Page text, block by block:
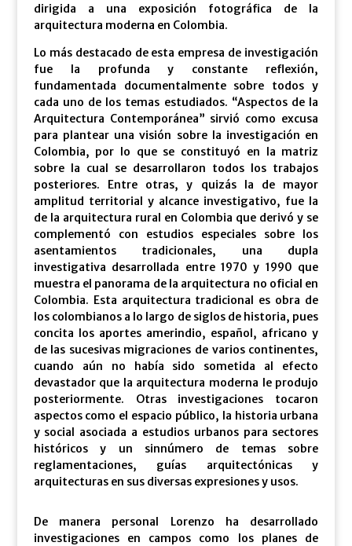
dirigida a una exposición fotográfica de la
arquitectura moderna en Colombia.
Lo más destacado de esta empresa de investigación
fue la profunda y constante reflexión,
fundamentada documentalmente sobre todos y
cada uno de los temas estudiados. “Aspectos de la
Arquitectura Contemporánea” sirvió como excusa
para plantear una visión sobre la investigación en
Colombia, por lo que se constituyó en la matriz
sobre la cual se desarrollaron todos los trabajos
posteriores. Entre otras, y quizás la de mayor
amplitud territorial y alcance investigativo, fue la
de la arquitectura rural en Colombia que derivó y se
complementó con estudios especiales sobre los
asentamientos tradicionales, una dupla
investigativa desarrollada entre 1970 y 1990 que
muestra el panorama de la arquitectura no oficial en
Colombia. Esta arquitectura tradicional es obra de
los colombianos a lo largo de siglos de historia, pues
concita los aportes amerindio, español, africano y
de las sucesivas migraciones de varios continentes,
cuando aún no había sido sometida al efecto
devastador que la arquitectura moderna le produjo
posteriormente. Otras investigaciones tocaron
aspectos como el espacio público, la historia urbana
y social asociada a estudios urbanos para sectores
históricos y un sinnúmero de temas sobre
reglamentaciones, guías arquitectónicas y
arquitecturas en sus diversas expresiones y usos.
De manera personal Lorenzo ha desarrollado
investigaciones en campos como los planes de